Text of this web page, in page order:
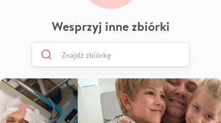
Wesprzyj inne zbiórki